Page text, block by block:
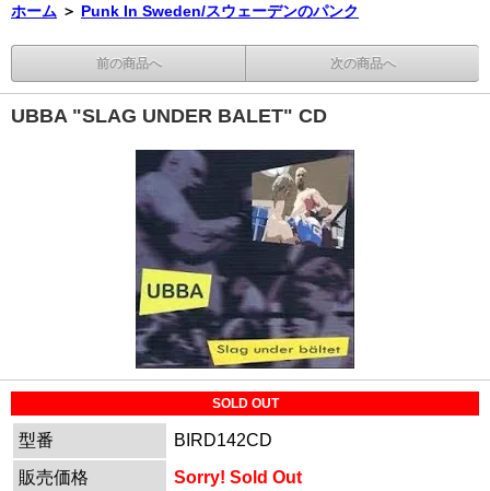
ホーム ＞ Punk In Sweden/スウェーデンのパンク
前の商品へ 次の商品へ
UBBA "SLAG UNDER BALET" CD
SOLD OUT
型番
BIRD142CD
販売価格
Sorry! Sold Out